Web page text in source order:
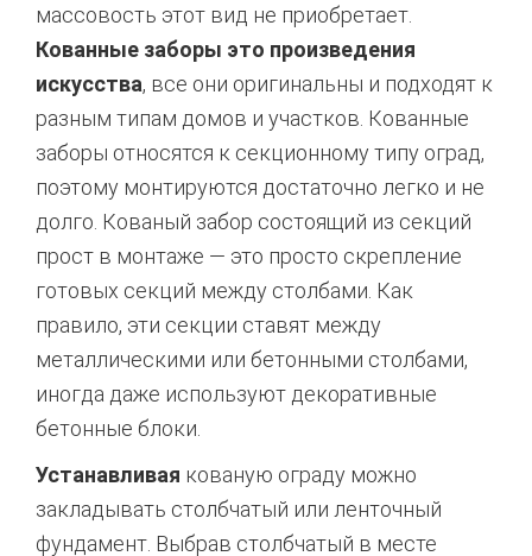
массовость этот вид не приобретает.
Кованные заборы это произведения
искусства, все они оригинальны и подходят к
разным типам домов и участков. Кованные
заборы относятся к секционному типу оград,
поэтому монтируются достаточно легко и не
долго. Кованый забор состоящий из секций
прост в монтаже — это просто скрепление
готовых секций между столбами. Как
правило, эти секции ставят между
металлическими или бетонными столбами,
иногда даже используют декоративные
бетонные блоки.
Устанавливая кованую ограду можно
закладывать столбчатый или ленточный
фундамент. Выбрав столбчатый в месте